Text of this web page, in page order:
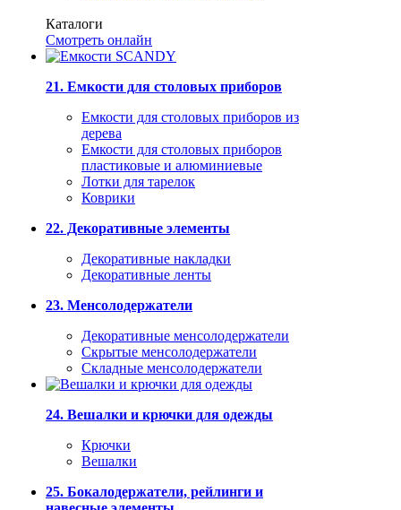
Каталоги
Смотреть онлайн
21. Емкости для столовых приборов
Емкости для столовых приборов из
дерева
Емкости для столовых приборов
пластиковые и алюминиевые
Лотки для тарелок
Коврики
22. Декоративные элементы
Декоративные накладки
Декоративные ленты
23. Менсолодержатели
Декоративные менсолодержатели
Скрытые менсолодержатели
Складные менсолодержатели
24. Вешалки и крючки для одежды
Крючки
Вешалки
25. Бокалодержатели, рейлинги и